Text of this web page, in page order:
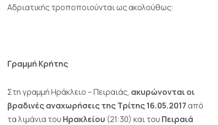
Αδριατικής τροποποιούνται ως ακολούθως:
Γραμμή Κρήτης
Στη γραμμήΗράκλειο – Πειραιάς, ακυρώνονται οι
βραδινές αναχωρήσεις της Τρίτης 16.05.2017από
τα λιμάνια του Ηρακλείου (21:30) και του Πειραιά